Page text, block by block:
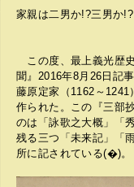
家親は二男か!?三男か!?
この度、最上義光歴
聞』2016年8月26日記
藤原定家（1162～
作られた。この『三部
のは「詠歌之大概」「
残る三つ「未来記」「
所に記されている(�)。